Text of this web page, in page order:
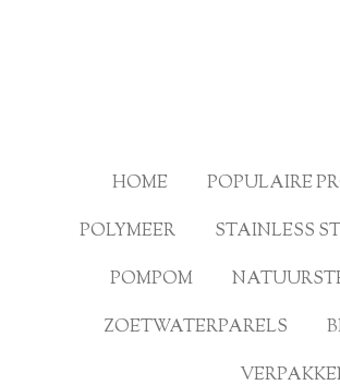
HOME POPULAIRE
POLYMEER
STAINLESS
POMPOM
ZOETWATERPARELS